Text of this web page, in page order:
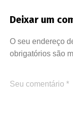
Deixar um
O seu endereço
obrigatórios são